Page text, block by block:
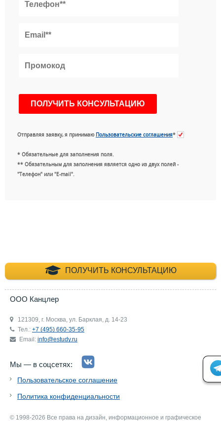
Отправляя заявку, я принимаю Пользовательские соглашения*
* Обязательные для заполнения поля.
** Обязательным для заполнения является одно из двух полей -
"Телефон" или "E-mail".
ПОЛУЧИТЬ КОНСУЛЬТАЦИЮ
+7 (495) 660-35-
ООО Канцлер
121309, г. Москва, ул. Барклая, д. 14-23
Тел.: +7 (495) 660-35-95
Email: info@estudy.ru
Мы — в соцсетях:
Пользовательское соглашение
Политика конфиденциальности
© 1998-2026 Все права на дизайн, информационное и графическое